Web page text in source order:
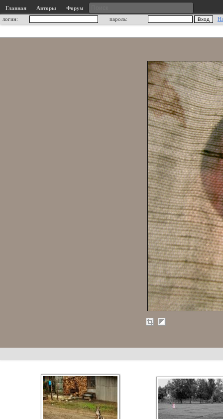
Главная Авторы
Форум
логин:
пароль: